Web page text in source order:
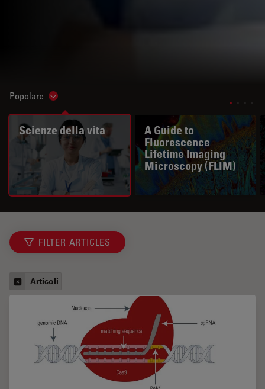
Popolare Show subnavigation
Scienze della vita
A Guide to
Fluorescence
Lifetime Imaging
Microscopy (FLIM)
FILTER ARTICLES
Articoli